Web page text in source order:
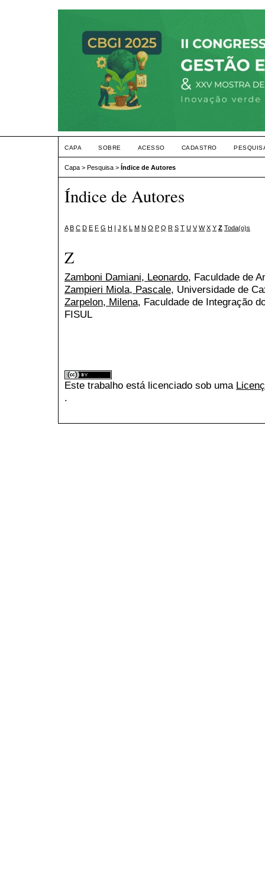
CAPA SOBRE ACESSO CADASTRO
Capa > Pesquisa > Índice de Autores
Índice de Autores
A B C D E F G H I J K L M N O P Q R S T U V W X Y Z Toda(o)s
Z
Zamboni Damiani, Leonardo, Faculdade de
Zampieri Miola, Pascale, Universidade de
Zarpelon, Milena, Faculdade de Integração
FISUL
Este trabalho está licenciado sob uma
.